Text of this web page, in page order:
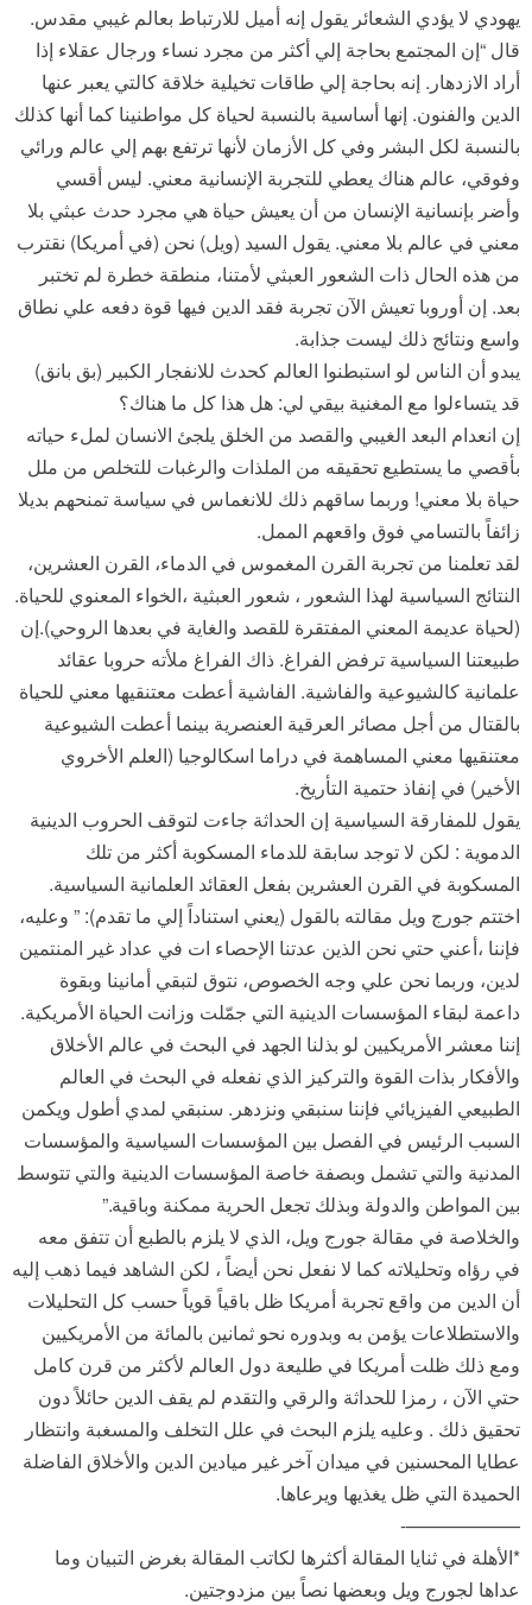
يهودي لا يؤدي الشعائر يقول إنه أميل للارتباط بعالم غيبي مقدس.
قال “إن المجتمع بحاجة إلي أكثر من مجرد نساء ورجال عقلاء إذا
أراد الازدهار. إنه بحاجة إلي طاقات تخيلية خلاقة كالتي يعبر عنها
الدين والفنون. إنها أساسية بالنسبة لحياة كل مواطنينا كما أنها كذلك
بالنسبة لكل البشر وفي كل الأزمان لأنها ترتفع بهم إلي عالم ورائي
وفوقي، عالم هناك يعطي للتجربة الإنسانية معني. ليس أقسي
وأضر بإنسانية الإنسان من أن يعيش حياة هي مجرد حدث عبثي بلا
معني في عالم بلا معني. يقول السيد (ويل) نحن (في أمريكا) نقترب
من هذه الحال ذات الشعور العبثي لأمتنا، منطقة خطرة لم تختبر
بعد. إن أوروبا تعيش الآن تجربة فقد الدين فيها قوة دفعه علي نطاق
واسع ونتائج ذلك ليست جذابة.
يبدو أن الناس لو استبطنوا العالم كحدث للانفجار الكبير (بق بانق)
قد يتساءلوا مع المغنية بيقي لي: هل هذا كل ما هناك؟
إن انعدام البعد الغيبي والقصد من الخلق يلجئ الانسان لملء حياته
بأقصي ما يستطيع تحقيقه من الملذات والرغبات للتخلص من ملل
حياة بلا معني! وربما ساقهم ذلك للانغماس في سياسة تمنحهم بديلا
زائفاً بالتسامي فوق واقعهم الممل.
لقد تعلمنا من تجربة القرن المغموس في الدماء، القرن العشرين،
النتائج السياسية لهذا الشعور ، شعور العبثية ،الخواء المعنوي للحياة.
(لحياة عديمة المعني المفتقرة للقصد والغاية في بعدها الروحي).إن
طبيعتنا السياسية ترفض الفراغ. ذاك الفراغ ملأته حروبا عقائد
علمانية كالشيوعية والفاشية. الفاشية أعطت معتنقيها معني للحياة
بالقتال من أجل مصائر العرقية العنصرية بينما أعطت الشيوعية
معتنقيها معني المساهمة في دراما اسكالوجيا (العلم الأخروي
الأخير) في إنفاذ حتمية التأريخ.
يقول للمفارقة السياسية إن الحداثة جاءت لتوقف الحروب الدينية
الدموية : لكن لا توجد سابقة للدماء المسكوبة أكثر من تلك
المسكوبة في القرن العشرين بفعل العقائد العلمانية السياسية.
اختتم جورج ويل مقالته بالقول (يعني استناداً إلي ما تقدم): ” وعليه،
فإننا ،أعني حتي نحن الذين عدتنا الإحصاء ات في عداد غير المنتمين
لدين، وربما نحن علي وجه الخصوص، نتوق لتبقي أمانينا وبقوة
داعمة لبقاء المؤسسات الدينية التي جمّلت وزانت الحياة الأمريكية.
إننا معشر الأمريكيين لو بذلنا الجهد في البحث في عالم الأخلاق
والأفكار بذات القوة والتركيز الذي نفعله في البحث في العالم
الطبيعي الفيزيائي فإننا سنبقي ونزدهر. سنبقي لمدي أطول ويكمن
السبب الرئيس في الفصل بين المؤسسات السياسية والمؤسسات
المدنية والتي تشمل وبصفة خاصة المؤسسات الدينية والتي تتوسط
بين المواطن والدولة وبذلك تجعل الحرية ممكنة وباقية.”
والخلاصة في مقالة جورج ويل، الذي لا يلزم بالطبع أن تتفق معه
في رؤاه وتحليلاته كما لا نفعل نحن أيضاً ، لكن الشاهد فيما ذهب إليه
أن الدين من واقع تجربة أمريكا ظل باقياً قوياً حسب كل التحليلات
والاستطلاعات يؤمن به وبدوره نحو ثمانين بالمائة من الأمريكيين
ومع ذلك ظلت أمريكا في طليعة دول العالم لأكثر من قرن كامل
حتي الآن ، رمزا للحداثة والرقي والتقدم لم يقف الدين حائلاً دون
تحقيق ذلك . وعليه يلزم البحث في علل التخلف والمسغبة وانتظار
عطايا المحسنين في ميدان آخر غير ميادين الدين والأخلاق الفاضلة
الحميدة التي ظل يغذيها ويرعاها.
——————-
*الأهلة في ثنايا المقالة أكثرها لكاتب المقالة بغرض التبيان وما
عداها لجورج ويل وبعضها نصاً بين مزدوجتين.